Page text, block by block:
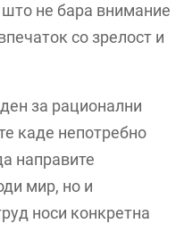
што не бара внимание
со зрелост и
за рационални
каде непотребно
направите
мир, но и
носи конкретна